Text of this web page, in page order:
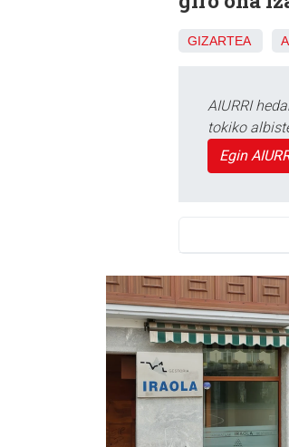
GIZARTEA
AIURRI
tokiko
Egin